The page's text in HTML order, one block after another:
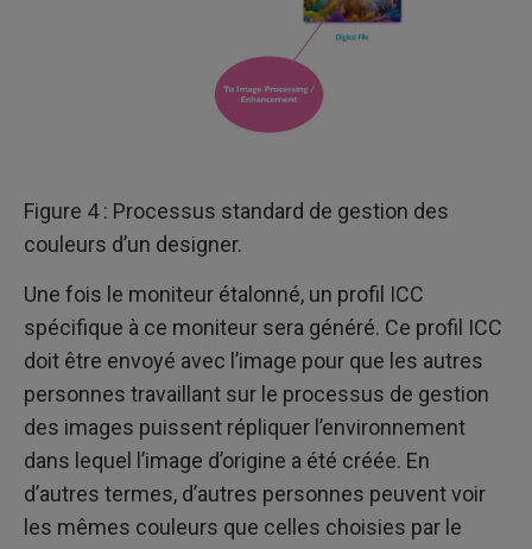
Figure 4 : Processus standard de gestion des
couleurs d’un designer.
Une fois le moniteur étalonné, un profil ICC
spécifique à ce moniteur sera généré. Ce profil ICC
doit être envoyé avec l’image pour que les autres
personnes travaillant sur le processus de gestion
des images puissent répliquer l’environnement
dans lequel l’image d’origine a été créée. En
d’autres termes, d’autres personnes peuvent voir
les mêmes couleurs que celles choisies par le